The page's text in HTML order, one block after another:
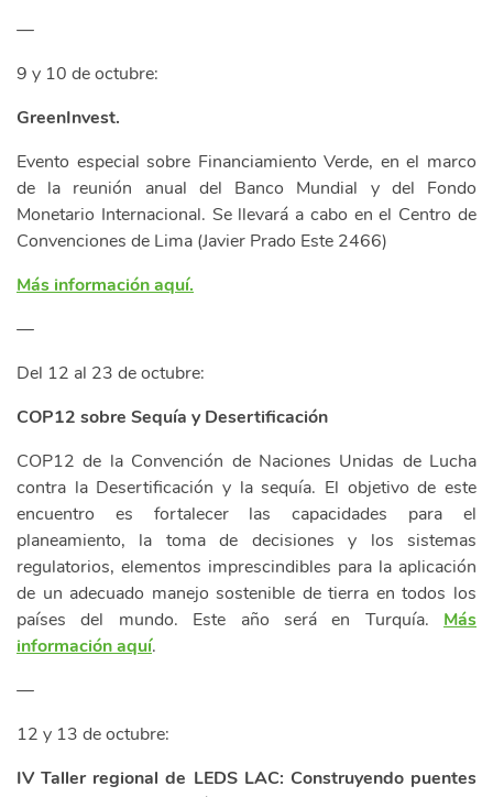
—
9 y 10 de octubre:
GreenInvest.
Evento especial sobre Financiamiento Verde, en el marco
de la reunión anual del Banco Mundial y del Fondo
Monetario Internacional. Se llevará a cabo en el Centro de
Convenciones de Lima (Javier Prado Este 2466)
Más información aquí.
—
Del 12 al 23 de octubre:
COP12 sobre Sequía y Desertificación
COP12 de la Convención de Naciones Unidas de Lucha
contra la Desertificación y la sequía. El objetivo de este
encuentro es fortalecer las capacidades para el
planeamiento, la toma de decisiones y los sistemas
regulatorios, elementos imprescindibles para la aplicación
de un adecuado manejo sostenible de tierra en todos los
países del mundo. Este año será en Turquía. Más
información aquí.
—
12 y 13 de octubre:
IV Taller regional de LEDS LAC: Construyendo puentes